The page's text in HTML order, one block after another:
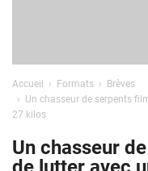
Accueil Formats
Brèves
Un chasseur de serpents
27 kilos
Un chasseur